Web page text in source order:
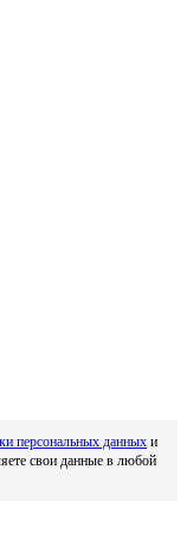
персональных данных и
свои данные в любой